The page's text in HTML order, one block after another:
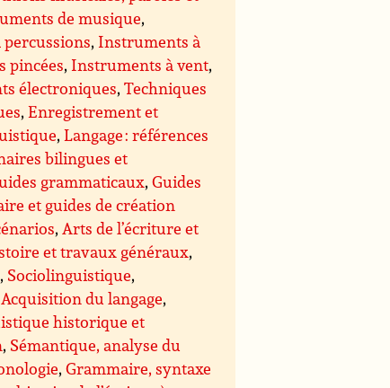
de musique,
, Instruments à
pincées, Instruments à vent,
électroniques,Techniques
,Enregistrement et
,Langage : références
bilingues et
grammaticaux,Guides
et guides de création
,Arts de l’écriture et
et travaux généraux,
, Sociolinguistique,
Acquisition du langage,
historique et
, Sémantique, analyse du
,Grammaire, syntaxe